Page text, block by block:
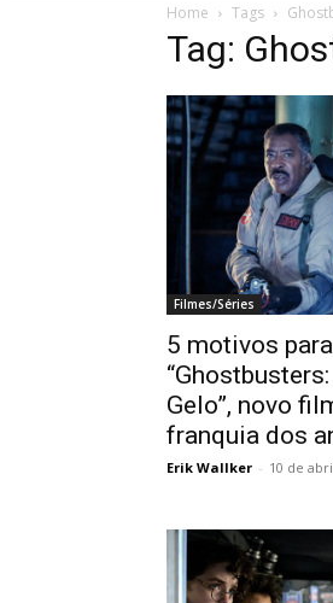
Home Tags
Tag:
Filmes/Séries
5 motivos
Gelo”, novo
franquia dos
Erik Wallker - 10 de